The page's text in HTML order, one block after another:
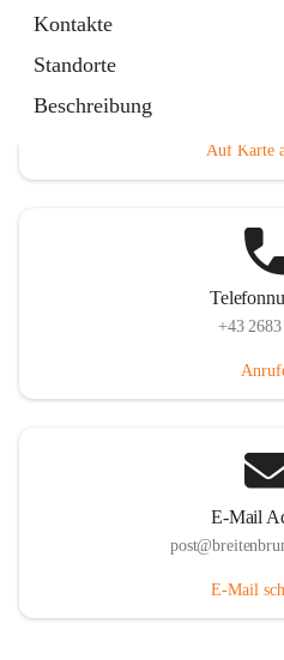
Kontakte
Standorte
Beschreibung
Auf Karte
+43
E-Mail
E-Mail